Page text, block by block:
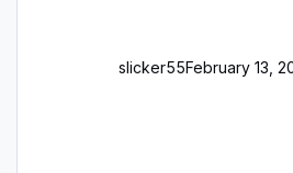
slicker55February 13,